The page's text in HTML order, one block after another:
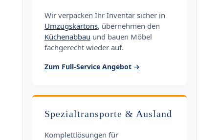
Wir verpacken Ihr Inventar sicher in
Umzugskartons, übernehmen den
Küchenabbau und bauen Möbel
fachgerecht wieder auf.
Zum Full-Service Angebot →
Spezialtransporte & Ausland
Komplettlösungen für